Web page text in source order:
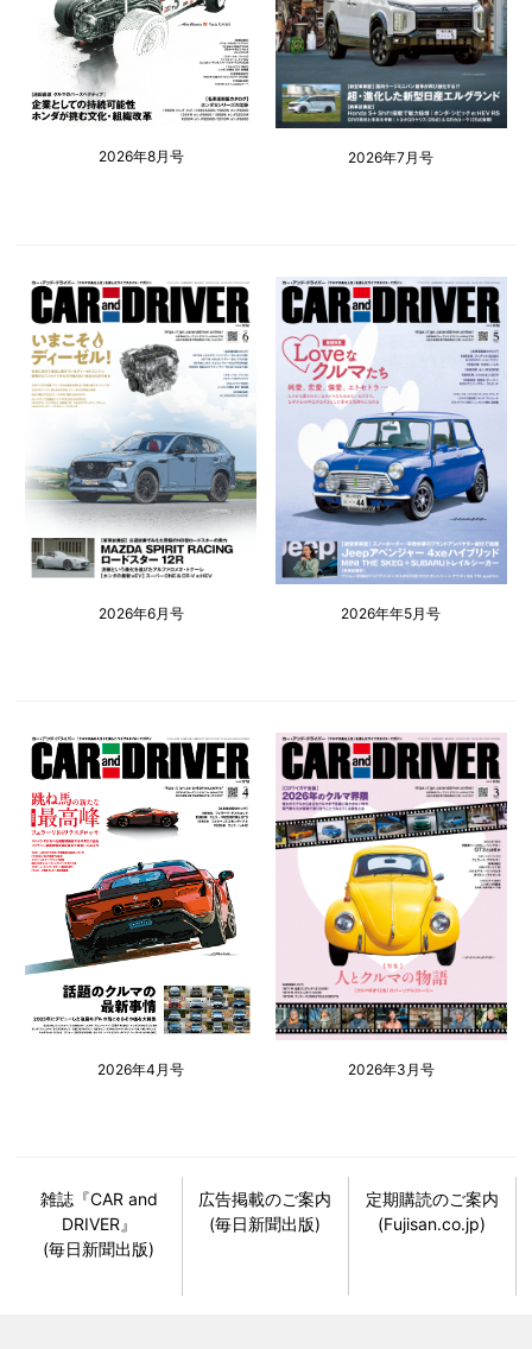
2026年8月号 2026年7月号
2026年6月号 2026年年5月号
2026年4月号 2026年3月号
雑誌『CAR and
DRIVER』
(毎日新聞出版)
広告掲載のご案内
(毎日新聞出版)
定期購読のご案内
(Fujisan.co.jp)